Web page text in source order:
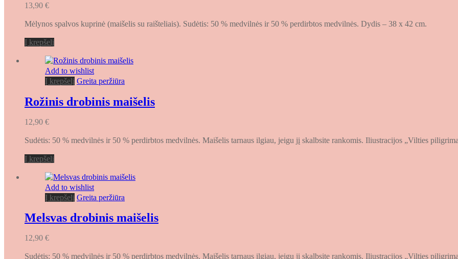
13,90 €
Mėlynos spalvos kuprinė (maišelis su raišteliais). Sudėtis: 50 % medvilnės ir 50 % perdirbtos medvilnės. Dydis – 38 x 42 cm.
Į krepšelį
Add to wishlist
Į krepšelį Greita peržiūra
Rožinis drobinis maišelis
12,90 €
Sudėtis: 50 % medvilnės ir 50 % perdirbtos medvilnės. Maišelis tarnaus ilgiau, jeigu jį skalbsite rankomis. Iliustracijos „Vilties
Į krepšelį
Add to wishlist
Į krepšelį Greita peržiūra
Melsvas drobinis maišelis
12,90 €
Sudėtis: 50 % medvilnės ir 50 % perdirbtos medvilnės. Maišelis tarnaus ilgiau, jeigu jį skalbsite rankomis. Iliustracijos „Vilties